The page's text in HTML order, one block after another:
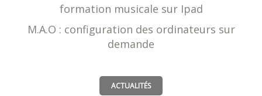
formation musicale sur Ipad
M.A.O : configuration des ordinateurs sur
demande
ACTUALITÉS